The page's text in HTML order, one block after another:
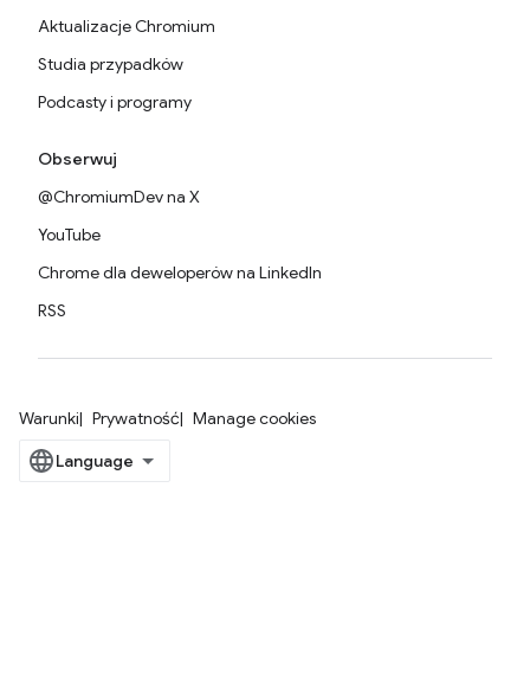
Aktualizacje Chromium
Studia przypadków
Podcasty i programy
Obserwuj
@ChromiumDev na X
YouTube
Chrome dla deweloperów na LinkedIn
RSS
Warunki Prywatność Manage cookies